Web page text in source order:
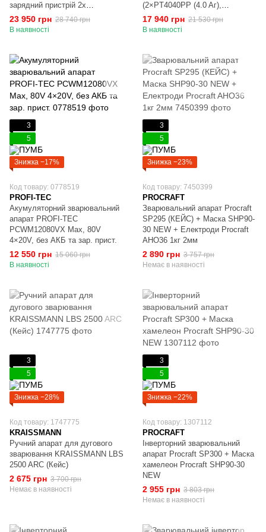
зарядний пристрій 2х
QBCD20/4 quick
23 950 грн 28 740 грн
В наявності
(2×PT4040PP (4.0 Aг),
двопортовий зарядний пристрій
QBCD40/4PP dual quick
17 940 грн 21 530 грн
В наявності
3
5
Знижка −17%
Код товару: 0778519
PROFI-TEC
Акумуляторний зварювальний
апарат PROFI-TEC
PCWM12080VX Max, 80V
4×20V, без АКБ та зар. прист.
12 550 грн 15 060 грн
В наявності
3
5
Знижка −23%
Код товару: 7450399
PROCRAFT
Зварювальний апарат Procraft
SP295 (КЕЙС) + Маска SHP90-
30 NEW + Електроди Procraft
AHO36 1кг 2мм
2 890 грн 3 757 грн
Немає в наявності
3
5
Знижка −28%
Код товару: 1747775
KRAISSMANN
Ручний апарат для дугового
зварювання KRAISSMANN LBS
2500 ARC (Кейс)
2 675 грн 3 700 грн
Немає в наявності
3
5
Знижка −22%
Код товару: 1307112
PROCRAFT
Інверторний зварювальний
апарат Procraft SP300 + Маска
хамелеон Procraft SHP90-30
NEW
2 955 грн 3 803 грн
Немає в наявності